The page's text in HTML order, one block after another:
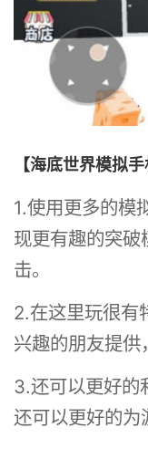
【海底世界模拟
1.使用更多的模
现更有趣的突
击。
2.在这里玩很有
兴趣的朋友提供
3.还可以更好的
还可以更好的为